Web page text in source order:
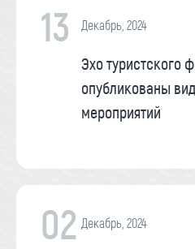
13 Декабрь, 2024
Эхо туристского
опубликованы
мероприятий
02 Декабрь, 2024